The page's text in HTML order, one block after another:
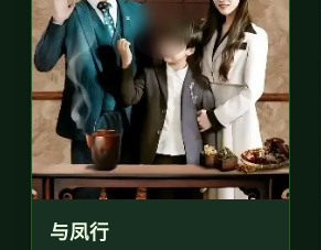
与凤行